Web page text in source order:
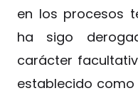
en los procesos
ha sigo
carácter
establecido